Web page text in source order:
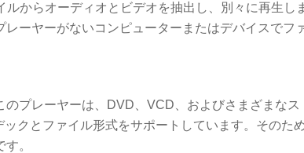
からオーディオとビデオを抽出し、別々に再生し
ーヤーがないコンピューターまたはデバイスでフ
プレーヤーは、DVD、VCD、およびさまざまなス
クとファイル形式をサポートしています。そのた
。